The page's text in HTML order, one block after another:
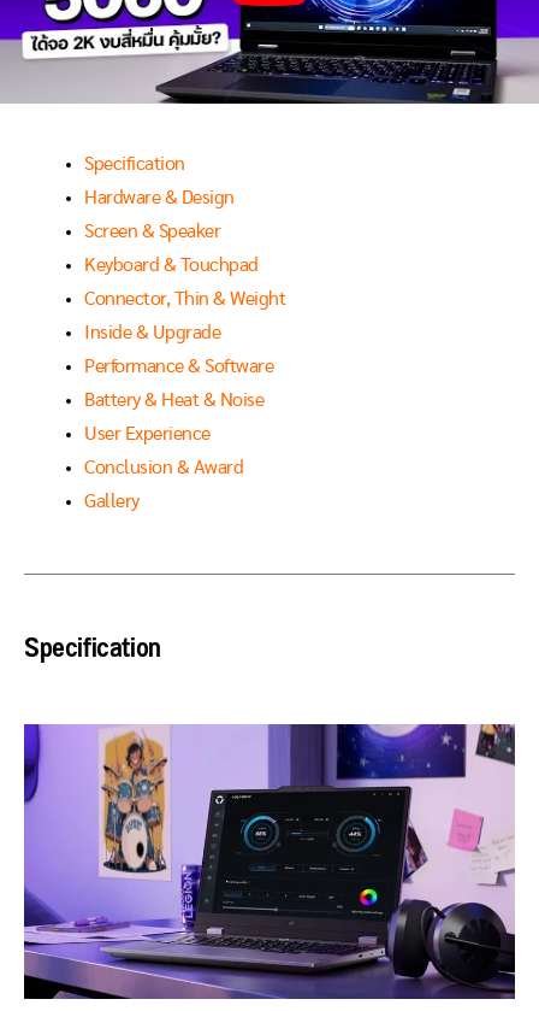
Specification
Hardware & Design
Screen & Speaker
Keyboard & Touchpad
Connector, Thin & Weight
Inside & Upgrade
Performance & Software
Battery & Heat & Noise
User Experience
Conclusion & Award
Gallery
Specification